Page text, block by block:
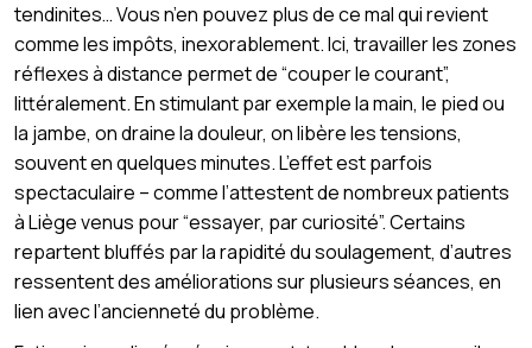
tendinites… Vous n’en pouvez plus de ce mal qui revient
comme les impôts, inexorablement. Ici, travailler les zones
réflexes à distance permet de “couper le courant”,
littéralement. En stimulant par exemple la main, le pied ou
la jambe, on draine la douleur, on libère les tensions,
souvent en quelques minutes. L’effet est parfois
spectaculaire – comme l’attestent de nombreux patients
à Liège venus pour “essayer, par curiosité”. Certains
repartent bluffés par la rapidité du soulagement, d’autres
ressentent des améliorations sur plusieurs séances, en
lien avec l’ancienneté du problème.